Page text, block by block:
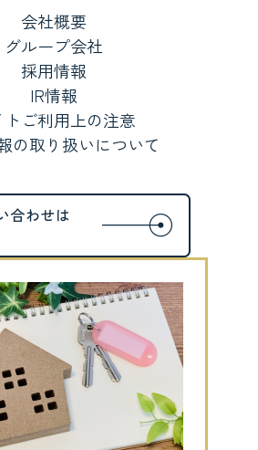
会社概要
グループ会社
採用情報
IR情報
トご利用上の注意
の取り扱いについて